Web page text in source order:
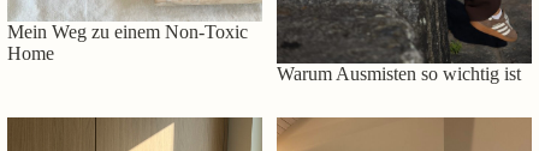
Mein Weg zu einem Non-Toxic
Home
Warum Ausmisten so wichtig ist